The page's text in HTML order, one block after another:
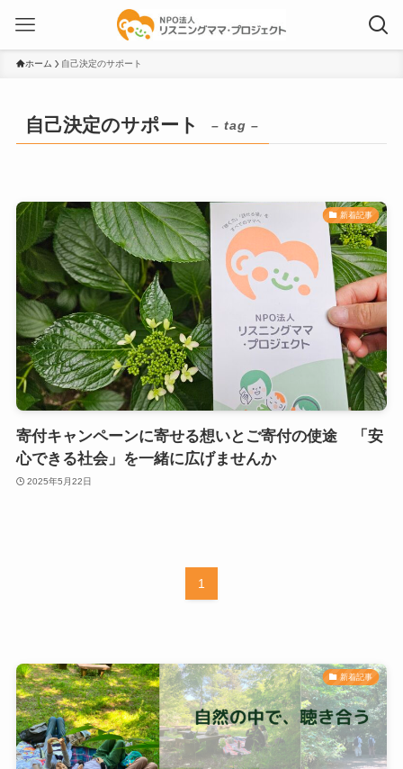
ホーム 自己決定のサポート
自己決定のサポート – tag –
新着記事
寄付キャンペーンに寄せる想いとご寄付の使途 「安
心できる社会」を一緒に広げませんか
2025年5月22日
1
新着記事